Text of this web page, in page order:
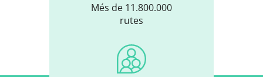
Més de 11.800.000
rutes